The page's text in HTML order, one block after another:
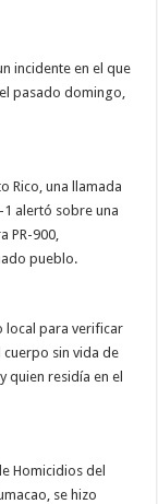
incidente en el que
pasado domingo,
Rico, una llamada
1 alertó sobre una
PR-900,
pueblo.
local para verificar
cuerpo sin vida de
quien residía en el
Homicidios del
se hizo